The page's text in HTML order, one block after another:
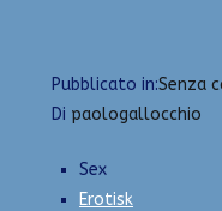
Pubblicato in:Senza
Di paologallocchio
Sex
Erotisk